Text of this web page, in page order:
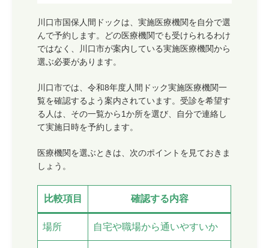
川口市国保人間ドックは、実施医療機関を自分で選
んで予約します。どの医療機関でも受けられるわけ
ではなく、川口市が案内している実施医療機関から
選ぶ必要があります。
川口市では、令和8年度人間ドック実施医療機関一
覧を確認するよう案内されています。受診を希望す
る人は、その一覧から1か所を選び、自分で連絡し
て実施日時を予約します。
医療機関を選ぶときは、次のポイントを見ておきま
しょう。
比較項目 確認する内容
場所 自宅や職場から通いやすいか